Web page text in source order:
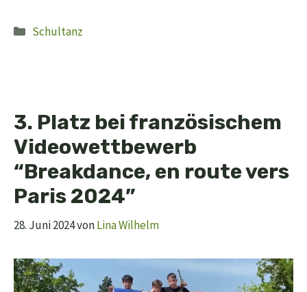
Kategorien
Schultanz
3. Platz bei französischem
Videowettbewerb
“Breakdance, en route vers
Paris 2024”
28. Juni 2024vonLina Wilhelm